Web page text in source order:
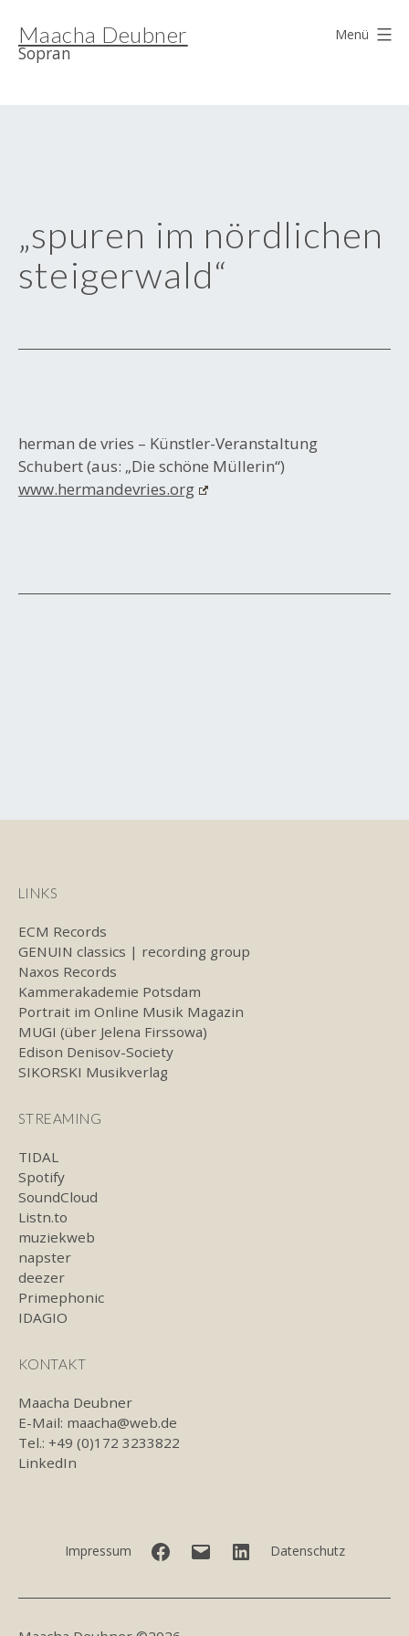
Inhalt
springen
Maacha Deubner
Sopran
Menü
„spuren im nördlichen
steigerwald“
herman de vries – Künstler-Veranstaltung
Schubert (aus: „Die schöne Müllerin“)
www.hermandevries.org
LINKS
ECM Records
GENUIN classics | recording group
Naxos Records
Kammerakademie Potsdam
Portrait im Online Musik Magazin
MUGI (über Jelena Firssowa)
Edison Denisov-Society
SIKORSKI Musikverlag
STREAMING
TIDAL
Spotify
SoundCloud
Listn.to
muziekweb
napster
deezer
Primephonic
IDAGIO
KONTAKT
Maacha Deubner
E-Mail: maacha@web.de
Tel.: +49 (0)172 3233822
LinkedIn
Impressum Facebook LinkedIn
Datenschutz